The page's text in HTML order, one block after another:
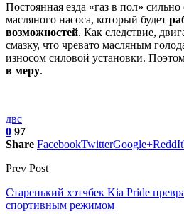
Постоянная езда «газ в пол» сильно
масляного насоса, который будет
возможностей. Как следствие,
смазку, что чревато масляным
износом силовой установки.
в меру.
двс
0 97
Share FacebookTwitterGoogle+ReddIt
Prev Post
Старенький хэтчбек Kia Pride
спортивным режимом